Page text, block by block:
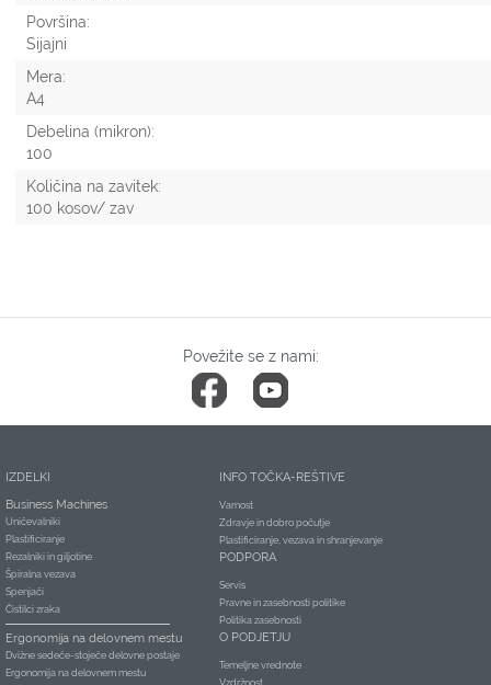
Površina:
Sijajni
Mera:
A4
Debelina (mikron):
100
Količina na zavitek:
100 kosov/ zav
Povežite se z nami:
IZDELKI
Business Machines
Uničevalniki
Plastificiranje
Rezalniki in giljotine
Špiralna vezava
Spenjači
Čistilci zraka
Ergonomija na delovnem mestu
Dvižne sedeče-stoječe delovne postaje
Ergonomija na delovnem mestu
INFO TOČKA-REŠTIVE
Varnost
Zdravje in dobro počutje
Plastificiranje, vezava in shranjevanje
PODPORA
Servis
Pravne in zasebnosti politike
Politika zasebnosti
O PODJETJU
Temeljne vrednote